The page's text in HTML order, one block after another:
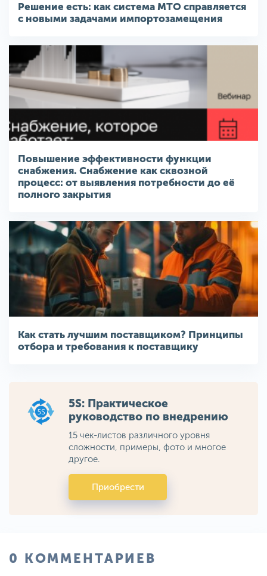
Решение есть: как система МТО справляется
с новыми задачами импортозамещения
Повышение эффективности функции
снабжения. Снабжение как сквозной
процесс: от выявления потребности до её
полного закрытия
Как стать лучшим поставщиком? Принципы
отбора и требования к поставщику
5S: Практическое
руководство по внедрению
15 чек-листов различного уровня
сложности, примеры, фото и многое
другое.
Приобрести
0 КОММЕНТАРИЕВ